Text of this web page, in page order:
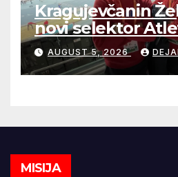
Kragujevčanin
novi selektor
reprezentacije
AUGUST 5, 2026
MISIJA